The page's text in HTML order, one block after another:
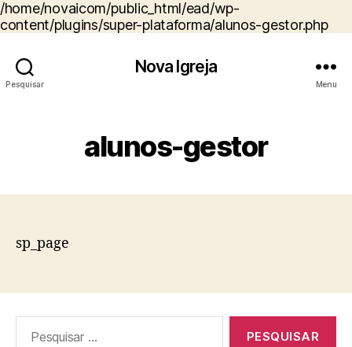
/home/novaicom/public_html/ead/wp-
content/plugins/super-plataforma/alunos-gestor.php
Pesquisar
Nova Igreja
Menu
alunos-gestor
sp_page
por: